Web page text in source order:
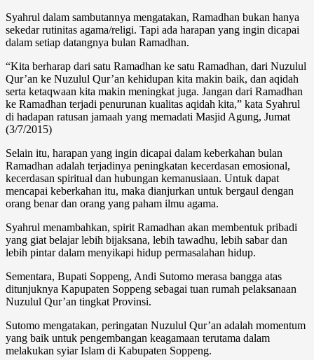
Syahrul dalam sambutannya mengatakan, Ramadhan bukan hanya
sekedar rutinitas agama/religi. Tapi ada harapan yang ingin dicapai
dalam setiap datangnya bulan Ramadhan.
“Kita berharap dari satu Ramadhan ke satu Ramadhan, dari Nuzulul
Qur’an ke Nuzulul Qur’an kehidupan kita makin baik, dan aqidah
serta ketaqwaan kita makin meningkat juga. Jangan dari Ramadhan
ke Ramadhan terjadi penurunan kualitas aqidah kita,” kata Syahrul
di hadapan ratusan jamaah yang memadati Masjid Agung, Jumat
(3/7/2015)
Selain itu, harapan yang ingin dicapai dalam keberkahan bulan
Ramadhan adalah terjadinya peningkatan kecerdasan emosional,
kecerdasan spiritual dan hubungan kemanusiaan. Untuk dapat
mencapai keberkahan itu, maka dianjurkan untuk bergaul dengan
orang benar dan orang yang paham ilmu agama.
Syahrul menambahkan, spirit Ramadhan akan membentuk pribadi
yang giat belajar lebih bijaksana, lebih tawadhu, lebih sabar dan
lebih pintar dalam menyikapi hidup permasalahan hidup.
Sementara, Bupati Soppeng, Andi Sutomo merasa bangga atas
ditunjuknya Kapupaten Soppeng sebagai tuan rumah pelaksanaan
Nuzulul Qur’an tingkat Provinsi.
Sutomo mengatakan, peringatan Nuzulul Qur’an adalah momentum
yang baik untuk pengembangan keagamaan terutama dalam
melakukan syiar Islam di Kabupaten Soppeng.